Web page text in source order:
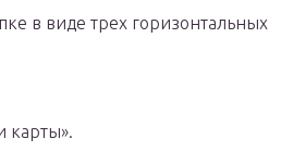
в виде трех горизонтальных
карты».